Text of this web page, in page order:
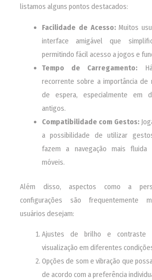
listamos alguns pontos destacados:
Facilidade de Acesso:Muitos
interface amigável que
permitindo fácil acesso a jogos e
Tempo de Carregamento:
recorrente sobre a importância de
de espera, especialmente em
antigos.
Compatibilidade com Gestos:
a possibilidade de utilizar
fazem a navegação mais fluida
móveis.
Além disso, aspectos como a
configurações são frequentemente
usuários desejam:
Ajustes de brilho e contraste
visualização em diferentes
Opções de som e vibração que
de acordo com a preferência